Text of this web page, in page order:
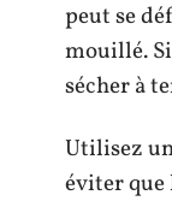
peut se
mouillé.
sécher à
Utilisez
éviter que